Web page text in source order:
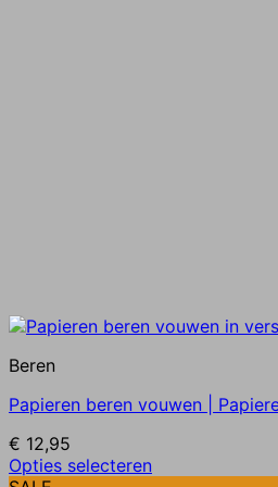
Beren
Papieren beren vouwen |
€ 12,95
Opties selecteren